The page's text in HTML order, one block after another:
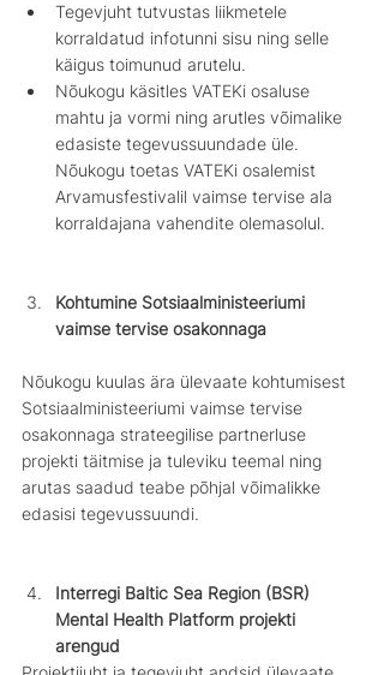
Tegevjuht tutvustas liikmetele
korraldatud infotunni sisu ning selle
käigus toimunud arutelu.
Nõukogu käsitles VATEKi osaluse
mahtu ja vormi ning arutles võimalike
edasiste tegevussuundade üle.
Nõukogu toetas VATEKi osalemist
Arvamusfestivalil vaimse tervise ala
korraldajana vahendite olemasolul.
Kohtumine Sotsiaalministeeriumi
vaimse tervise osakonnaga
Nõukogu kuulas ära ülevaate kohtumisest
Sotsiaalministeeriumi vaimse tervise
osakonnaga strateegilise partnerluse
projekti täitmise ja tuleviku teemal ning
arutas saadud teabe põhjal võimalikke
edasisi tegevussuundi.
Interregi Baltic Sea Region (BSR)
Mental Health Platform projekti
arengud